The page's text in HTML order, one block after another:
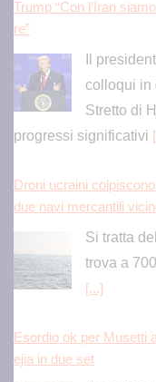
Il
Stretto di
progressi significativi
Droni ucraini
Si tratta
Esordio ok per Musetti